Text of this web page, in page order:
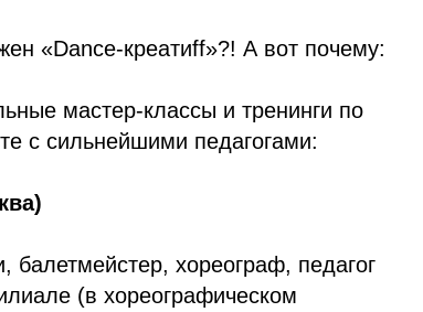
«Dance-креатиff»?! А вот почему:
мастер-классы и тренинги по
с сильнейшими педагогами:
хореограф, педагог
(в хореографическом